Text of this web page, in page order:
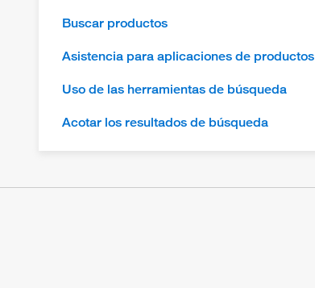
Buscar productos
Asistencia para aplicaciones de productos
Uso de las herramientas de búsqueda
Acotar los resultados de búsqueda